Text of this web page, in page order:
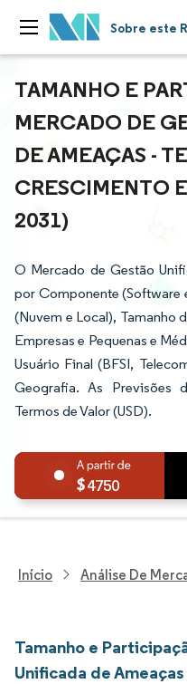
Sobre este
TAMANHO E
MERCADO DE
DE AMEAÇAS -
CRESCIMENTO
2031)
O Mercado de Gestão
por Componente (Software
(Nuvem e Local), Tamanho
Empresas e Pequenas e
Usuário Final (BFSI,
Geografia. As Previsões
Termos de Valor (USD).
4750
Início Análise De
Tamanho e
Unificada de Ameaças